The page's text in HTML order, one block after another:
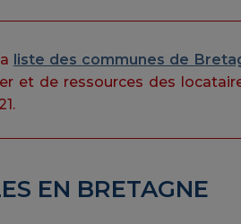
liste des communes de
et de ressources des
EN BRETAGNE